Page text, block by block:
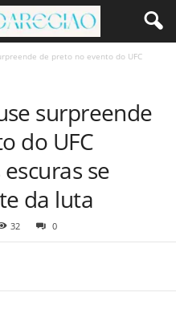
de preto no evento do UFC
surpreende
do UFC
se
da luta
32 0